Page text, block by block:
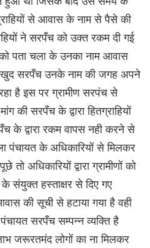
से आवास के नाम से पैसे की
ने सरपँच को उक्त रकम दी गई
पता चला के उनका नाम आवास
खुद सरपँच उनके नाम की जगह अपने
है इस पर ग्रामीण सरपंच से
की सरपँच के द्वारा हितग्राहियों
के द्वारा रकम वापस नही करने से
पंचायत के अधिकारियों से मिलकर
अधिकारियों द्वारा ग्रामीणों को
संयुक्त हस्ताक्षर से दिए गए
की सूची से हटाया गया है वही
सरपँच सम्पन्न व्यक्ति है
जरूरतमंद लोगों का ना मिलकर